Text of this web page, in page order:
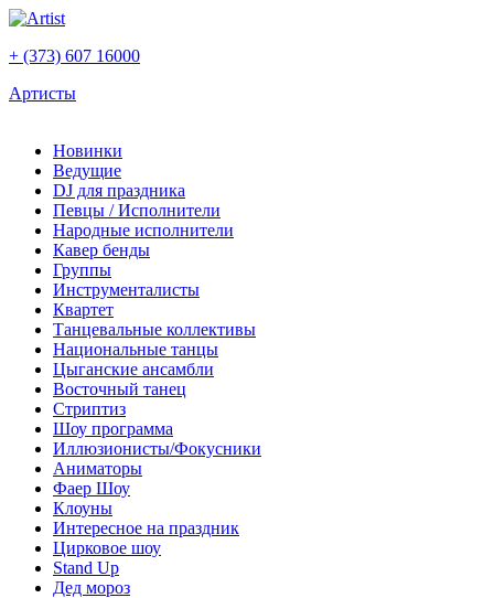
+ (373) 607 16000
Артисты
Новинки
Ведущие
DJ для праздника
Певцы / Исполнители
Народные исполнители
Кавер бенды
Группы
Инструменталисты
Квартет
Танцевальные коллективы
Национальные танцы
Цыганские ансамбли
Восточный танец
Стриптиз
Шоу программа
Иллюзионисты/Фокусники
Аниматоры
Фаер Шоу
Клоуны
Интересное на праздник
Цирковое шоу
Stand Up
Дед мороз